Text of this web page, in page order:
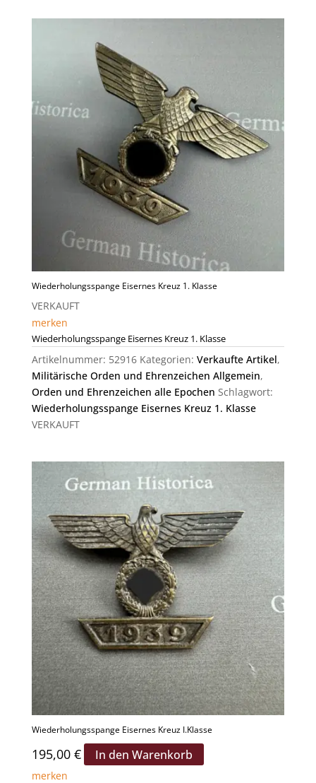
Wiederholungsspange Eisernes Kreuz 1. Klasse
VERKAUFT
merken
Wiederholungsspange Eisernes Kreuz 1. Klasse
Artikelnummer: 52916 Kategorien: Verkaufte Artikel,
Militärische Orden und Ehrenzeichen Allgemein,
Orden und Ehrenzeichen alle Epochen Schlagwort:
Wiederholungsspange Eisernes Kreuz 1. Klasse
VERKAUFT
Wiederholungsspange Eisernes Kreuz I.Klasse
195,00 € In den Warenkorb
merken